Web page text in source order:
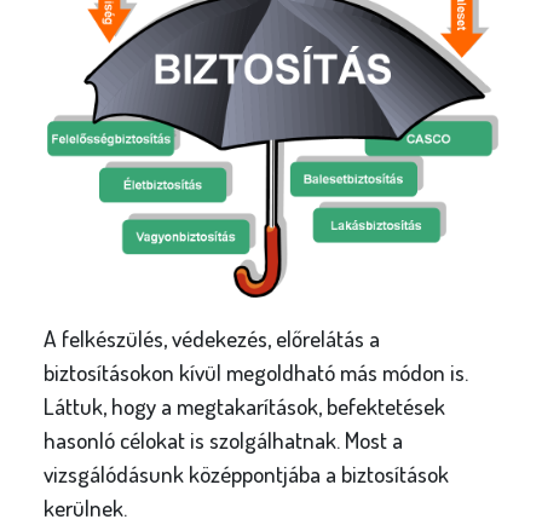
A felkészülés, védekezés, előrelátás a
biztosításokon kívül megoldható más módon is.
Láttuk, hogy a megtakarítások, befektetések
hasonló célokat is szolgálhatnak. Most a
vizsgálódásunk középpontjába a biztosítások
kerülnek.